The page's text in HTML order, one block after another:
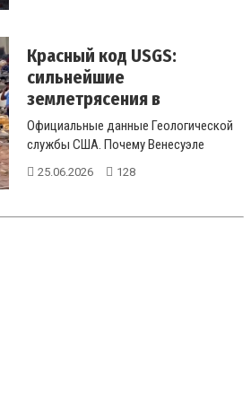
Красный код USGS:
сильнейшие
землетрясения в
Венесуэле и Японии с...
Официальные данные Геологической
службы США. Почему Венесуэле
присвоен «красный» код опа...
25.06.2026 128